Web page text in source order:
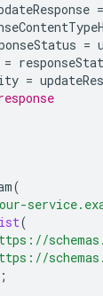
=
=
=
=
(
(